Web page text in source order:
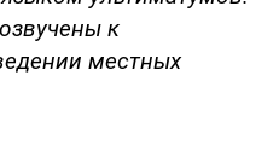
к
местных